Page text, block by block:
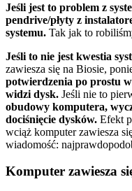
Jeśli jest to problem z
pendrive/płyty z
systemu. Tak jak to
Jeśli to nie jest kwestia
zawiesza się na Biosie,
potwierdzenia po prostu
widzi dysk. Jeśli nie to
obudowy komputera,
dociśnięcie dysków. Efekt
wciąż komputer zawiesza
wiadomość:
Komputer zawiesza